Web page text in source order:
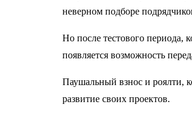
неверном подборе
Но после тестового периода,
появляется возможность
Паушальный взнос и роялти,
развитие своих проектов.